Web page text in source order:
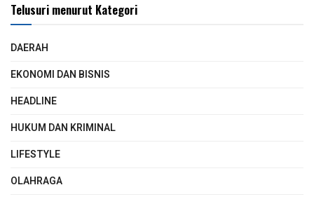
Telusuri menurut Kategori
DAERAH
EKONOMI DAN BISNIS
HEADLINE
HUKUM DAN KRIMINAL
LIFESTYLE
OLAHRAGA